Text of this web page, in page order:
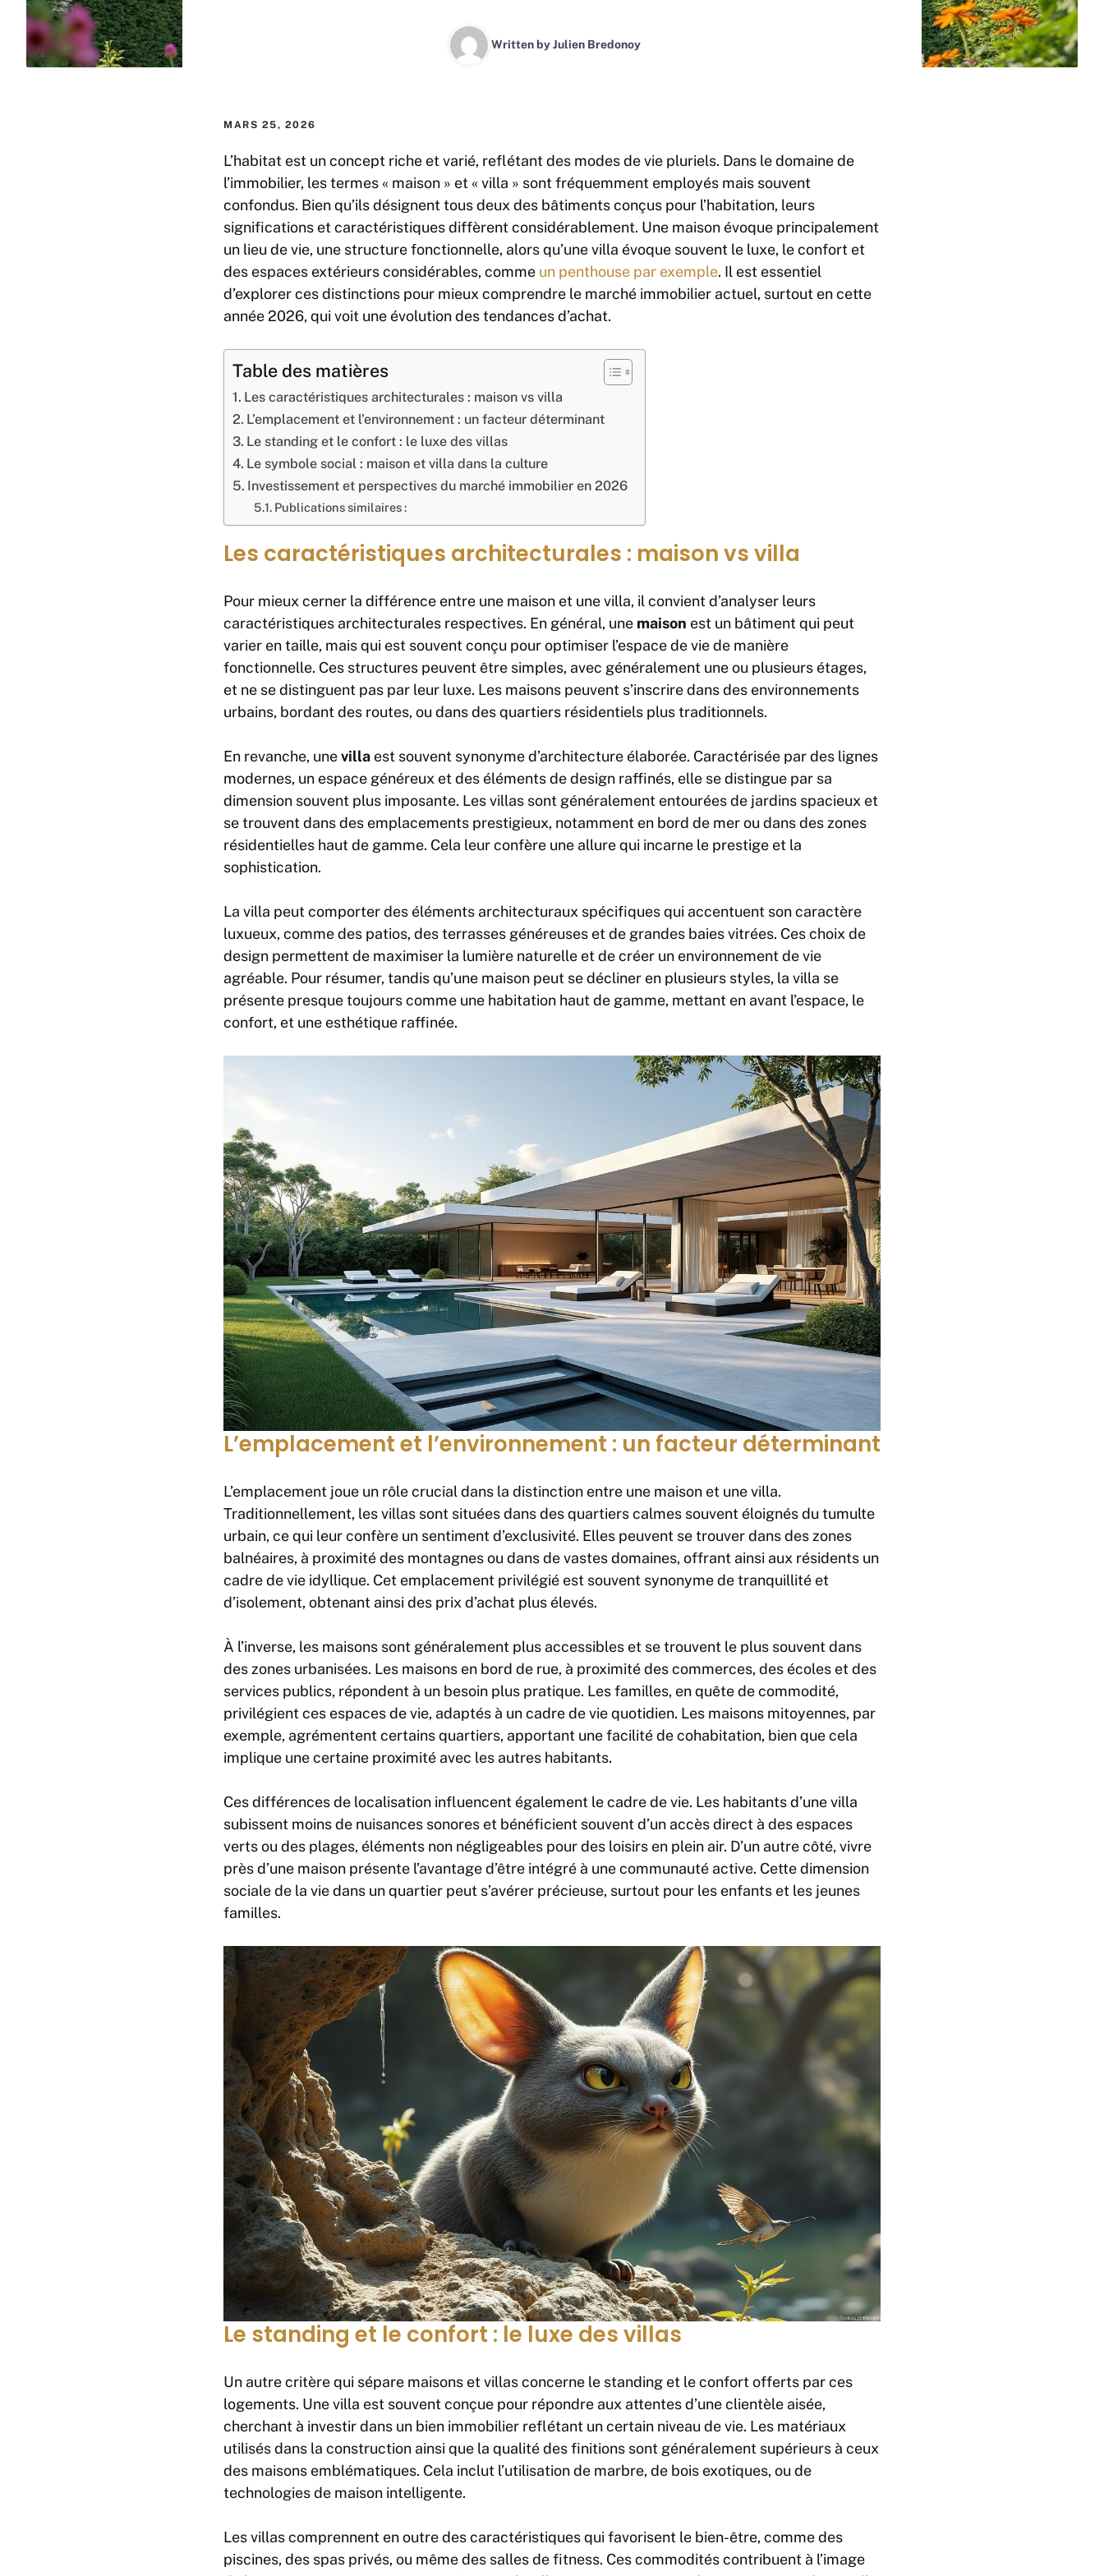
Written byJulien Bredonoy
MARS 25, 2026
L’habitat est un concept riche et varié, reflétant des modes de vie pluriels. Dans le domaine de
l’immobilier, les termes « maison » et « villa » sont fréquemment employés mais souvent
confondus. Bien qu’ils désignent tous deux des bâtiments conçus pour l’habitation, leurs
significations et caractéristiques diffèrent considérablement. Une maison évoque principalement
un lieu de vie, une structure fonctionnelle, alors qu’une villa évoque souvent le luxe, le confort et
des espaces extérieurs considérables, comme un penthouse par exemple. Il est essentiel
d’explorer ces distinctions pour mieux comprendre le marché immobilier actuel, surtout en cette
année 2026, qui voit une évolution des tendances d’achat.
Table des matières
Les caractéristiques architecturales : maison vs villa
L’emplacement et l’environnement : un facteur déterminant
Le standing et le confort : le luxe des villas
Le symbole social : maison et villa dans la culture
Investissement et perspectives du marché immobilier en 2026
Publications similaires :
Les caractéristiques architecturales : maison vs villa
Pour mieux cerner la différence entre une maison et une villa, il convient d’analyser leurs
caractéristiques architecturales respectives. En général, une maison est un bâtiment qui peut
varier en taille, mais qui est souvent conçu pour optimiser l’espace de vie de manière
fonctionnelle. Ces structures peuvent être simples, avec généralement une ou plusieurs étages,
et ne se distinguent pas par leur luxe. Les maisons peuvent s’inscrire dans des environnements
urbains, bordant des routes, ou dans des quartiers résidentiels plus traditionnels.
En revanche, unevilla est souvent synonyme d’architecture élaborée. Caractérisée par des lignes
modernes, un espace généreux et des éléments de design raffinés, elle se distingue par sa
dimension souvent plus imposante. Les villas sont généralement entourées de jardins spacieux et
se trouvent dans des emplacements prestigieux, notamment en bord de mer ou dans des zones
résidentielles haut de gamme. Cela leur confère une allure qui incarne le prestige et la
sophistication.
La villa peut comporter des éléments architecturaux spécifiques qui accentuent son caractère
luxueux, comme des patios, des terrasses généreuses et de grandes baies vitrées. Ces choix de
design permettent de maximiser la lumière naturelle et de créer un environnement de vie
agréable. Pour résumer, tandis qu’une maison peut se décliner en plusieurs styles, la villa se
présente presque toujours comme une habitation haut de gamme, mettant en avant l’espace, le
confort, et une esthétique raffinée.
L’emplacement et l’environnement : un facteur déterminant
L’emplacement joue un rôle crucial dans la distinction entre une maison et une villa.
Traditionnellement, les villas sont situées dans des quartiers calmes souvent éloignés du tumulte
urbain, ce qui leur confère un sentiment d’exclusivité. Elles peuvent se trouver dans des zones
balnéaires, à proximité des montagnes ou dans de vastes domaines, offrant ainsi aux résidents un
cadre de vie idyllique. Cet emplacement privilégié est souvent synonyme de tranquillité et
d’isolement, obtenant ainsi des prix d’achat plus élevés.
À l’inverse, les maisons sont généralement plus accessibles et se trouvent le plus souvent dans
des zones urbanisées. Les maisons en bord de rue, à proximité des commerces, des écoles et des
services publics, répondent à un besoin plus pratique. Les familles, en quête de commodité,
privilégient ces espaces de vie, adaptés à un cadre de vie quotidien. Les maisons mitoyennes, par
exemple, agrémentent certains quartiers, apportant une facilité de cohabitation, bien que cela
implique une certaine proximité avec les autres habitants.
Ces différences de localisation influencent également le cadre de vie. Les habitants d’une villa
subissent moins de nuisances sonores et bénéficient souvent d’un accès direct à des espaces
verts ou des plages, éléments non négligeables pour des loisirs en plein air. D’un autre côté, vivre
près d’une maison présente l’avantage d’être intégré à une communauté active. Cette dimension
sociale de la vie dans un quartier peut s’avérer précieuse, surtout pour les enfants et les jeunes
familles.
Le standing et le confort : le luxe des villas
Un autre critère qui sépare maisons et villas concerne le standing et le confort offerts par ces
logements. Une villa est souvent conçue pour répondre aux attentes d’une clientèle aisée,
cherchant à investir dans un bien immobilier reflétant un certain niveau de vie. Les matériaux
utilisés dans la construction ainsi que la qualité des finitions sont généralement supérieurs à ceux
des maisons emblématiques. Cela inclut l’utilisation de marbre, de bois exotiques, ou de
technologies de maison intelligente.
Les villas comprennent en outre des caractéristiques qui favorisent le bien-être, comme des
piscines, des spas privés, ou même des salles de fitness. Ces commodités contribuent à l’image